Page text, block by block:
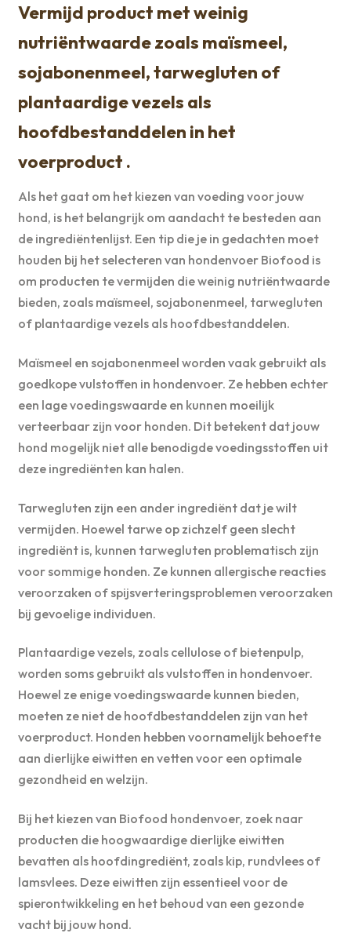
Vermijd product met weinig
nutriëntwaarde zoals maïsmeel,
sojabonenmeel, tarwegluten of
plantaardige vezels als
hoofdbestanddelen in het
voerproduct .
Als het gaat om het kiezen van voeding voor jouw
hond, is het belangrijk om aandacht te besteden aan
de ingrediëntenlijst. Een tip die je in gedachten moet
houden bij het selecteren van hondenvoer Biofood is
om producten te vermijden die weinig nutriëntwaarde
bieden, zoals maïsmeel, sojabonenmeel, tarwegluten
of plantaardige vezels als hoofdbestanddelen.
Maïsmeel en sojabonenmeel worden vaak gebruikt als
goedkope vulstoffen in hondenvoer. Ze hebben echter
een lage voedingswaarde en kunnen moeilijk
verteerbaar zijn voor honden. Dit betekent dat jouw
hond mogelijk niet alle benodigde voedingsstoffen uit
deze ingrediënten kan halen.
Tarwegluten zijn een ander ingrediënt dat je wilt
vermijden. Hoewel tarwe op zichzelf geen slecht
ingrediënt is, kunnen tarwegluten problematisch zijn
voor sommige honden. Ze kunnen allergische reacties
veroorzaken of spijsverteringsproblemen veroorzaken
bij gevoelige individuen.
Plantaardige vezels, zoals cellulose of bietenpulp,
worden soms gebruikt als vulstoffen in hondenvoer.
Hoewel ze enige voedingswaarde kunnen bieden,
moeten ze niet de hoofdbestanddelen zijn van het
voerproduct. Honden hebben voornamelijk behoefte
aan dierlijke eiwitten en vetten voor een optimale
gezondheid en welzijn.
Bij het kiezen van Biofood hondenvoer, zoek naar
producten die hoogwaardige dierlijke eiwitten
bevatten als hoofdingrediënt, zoals kip, rundvlees of
lamsvlees. Deze eiwitten zijn essentieel voor de
spierontwikkeling en het behoud van een gezonde
vacht bij jouw hond.